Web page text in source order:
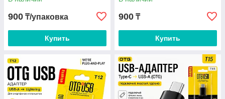
900 ₸/упаковка
Купить
900 ₸
Купить